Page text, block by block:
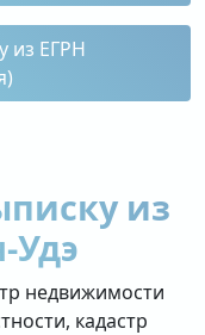
из ЕГРН
из
Удэ
недвижимости
кадастр